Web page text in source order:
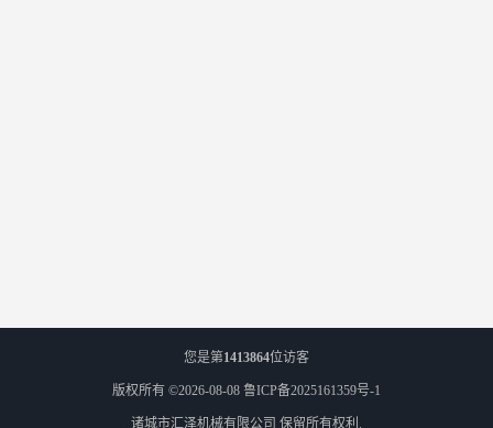
您是第1413864位访客
版权所有 ©2026-08-08 鲁ICP备2025161359号-1
诸城市汇泽机械有限公司 保留所有权利.